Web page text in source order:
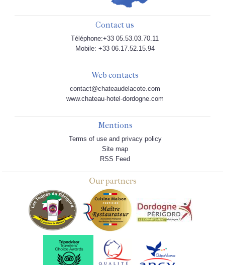
Contact us
Téléphone:+33 05.53.03.70.11
Mobile: +33 06.17.52.15.94
Web contacts
contact@chateaudelacote.com
www.chateau-hotel-dordogne.com
Mentions
Terms of use and privacy policy
Site map
RSS Feed
Our partners